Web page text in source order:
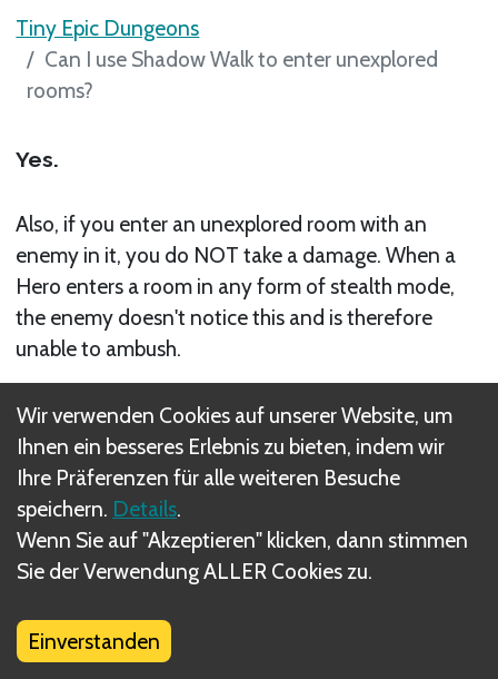
Tiny Epic Dungeons
Can I use Shadow Walk to enter unexplored
rooms?
Yes.
Also, if you enter an unexplored room with an
enemy in it, you do NOT take a damage. When a
Hero enters a room in any form of stealth mode,
the enemy doesn't notice this and is therefore
unable to ambush.
Hero Mat Appendix
Wir verwenden Cookies auf unserer Website, um
Ihnen ein besseres Erlebnis zu bieten, indem wir
Ihre Präferenzen für alle weiteren Besuche
speichern. Details.
Wenn Sie auf "Akzeptieren" klicken, dann stimmen
Sie der Verwendung ALLER Cookies zu.
Einverstanden